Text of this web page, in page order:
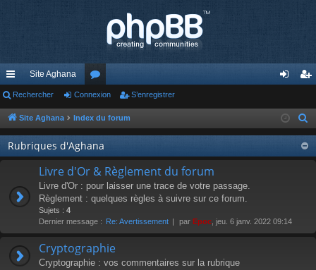
cc
ès
ra
pi
Site Aghana
or
u
m
s
ne
xi
on
nr
eg
ist
Rechercher Connexion S’enregistrer
Site Aghana Index du forum
Rubriques d'Aghana
Livre d'Or & Règlement du forum
Livre d'Or : pour laisser une trace de votre passage.
Règlement : quelques règles à suivre sur ce forum.
Sujets : 4
Dernier message : Re: Avertissement par Epoc , jeu. 6 janv. 2022 09:14
Cryptographie
Cryptographie : vos commentaires sur la rubrique